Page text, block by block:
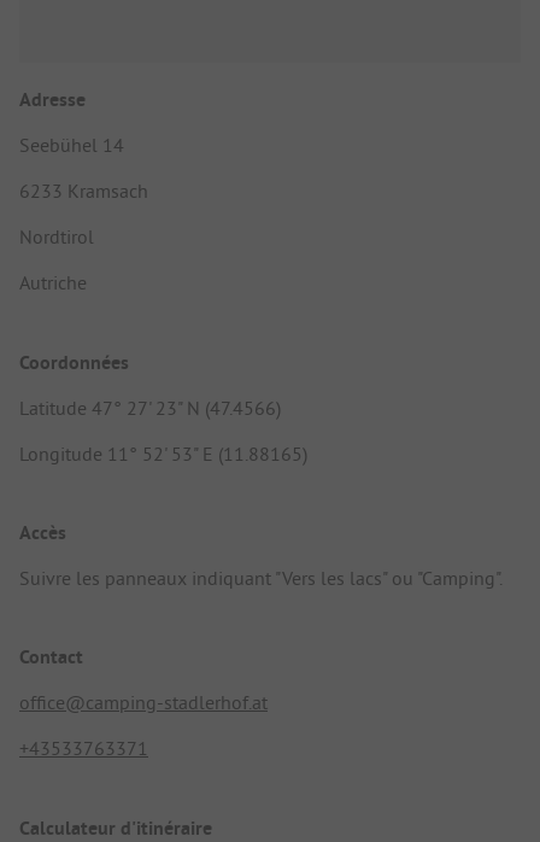
Adresse
Seebühel 14
6233 Kramsach
Nordtirol
Autriche
Coordonnées
Latitude 47° 27' 23" N (47.4566)
Longitude 11° 52' 53" E (11.88165)
Accès
Suivre les panneaux indiquant "Vers les lacs" ou "Camping".
Contact
office@camping-stadlerhof.at
+43533763371
Calculateur d'itinéraire